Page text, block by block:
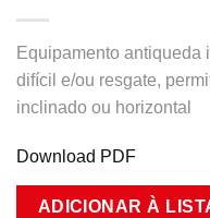
Equipamento antiqueda
difícil e/ou resgate,
inclinado ou horizontal
Download PDF
ADICIONAR À